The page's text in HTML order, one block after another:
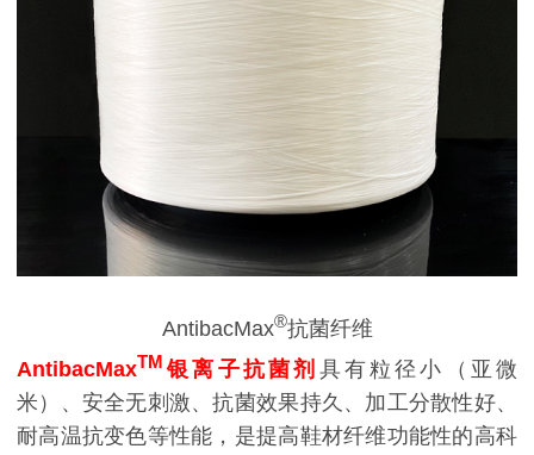
AntibacMax®抗菌纤维
AntibacMaxTM银离子抗菌剂 具有粒径小（亚微
米）、安全无刺激、抗菌效果持久、加工分散性好、
耐高温抗变色等性能，是提高鞋材纤维功能性的高科